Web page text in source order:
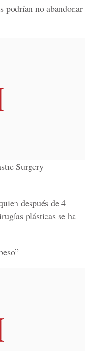
podrían no abandonar
Surgery
después de 4
plásticas se ha